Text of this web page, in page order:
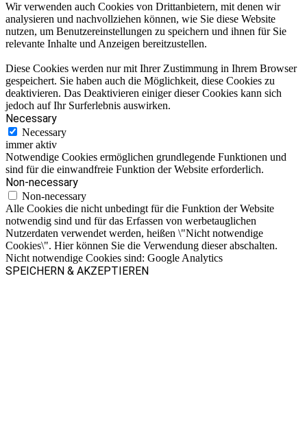
Wir verwenden auch Cookies von Drittanbietern, mit denen wir
analysieren und nachvollziehen können, wie Sie diese Website
nutzen, um Benutzereinstellungen zu speichern und ihnen für Sie
relevante Inhalte und Anzeigen bereitzustellen.
Diese Cookies werden nur mit Ihrer Zustimmung in Ihrem Browser
gespeichert. Sie haben auch die Möglichkeit, diese Cookies zu
deaktivieren. Das Deaktivieren einiger dieser Cookies kann sich
jedoch auf Ihr Surferlebnis auswirken.
Necessary
Necessary
immer aktiv
Notwendige Cookies ermöglichen grundlegende Funktionen und
sind für die einwandfreie Funktion der Website erforderlich.
Non-necessary
Non-necessary
Alle Cookies die nicht unbedingt für die Funktion der Website
notwendig sind und für das Erfassen von werbetauglichen
Nutzerdaten verwendet werden, heißen \"Nicht notwendige
Cookies\". Hier können Sie die Verwendung dieser abschalten.
Nicht notwendige Cookies sind: Google Analytics
SPEICHERN & AKZEPTIEREN